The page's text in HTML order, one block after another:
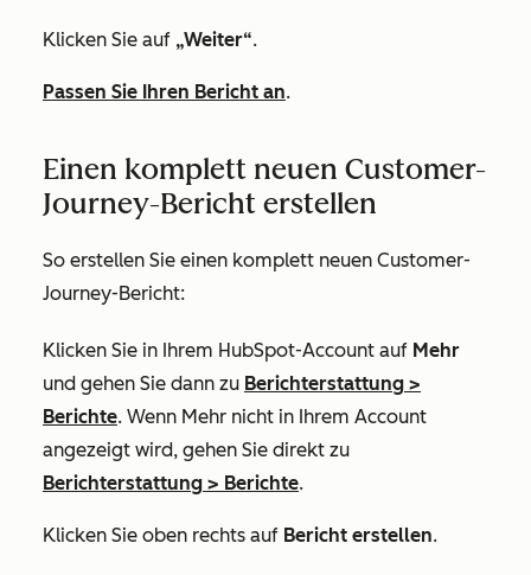
Klicken Sie auf „Weiter“.
Passen Sie Ihren Bericht an.
Einen komplett neuen Customer-
Journey-Bericht erstellen
So erstellen Sie einen komplett neuen Customer-
Journey-Bericht:
Klicken Sie in Ihrem HubSpot-Account auf Mehr
und gehen Sie dann zu Berichterstattung >
Berichte. Wenn Mehr nicht in Ihrem Account
angezeigt wird, gehen Sie direkt zu
Berichterstattung > Berichte.
Klicken Sie oben rechts auf Bericht erstellen.